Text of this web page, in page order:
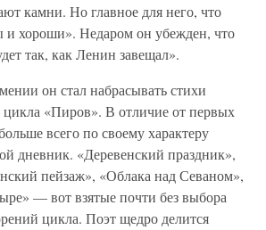
камни. Но главное для него, что
и хороши». Недаром он убежден, что
так, как Ленин завещал».
он стал набрасывать стихи
цикла «Пиров». В отличие от первых
всего по своему характеру
дневник. «Деревенский праздник»,
пейзаж», «Облака над Севаном»,
— вот взятые почти без выбора
цикла. Поэт щедро делится